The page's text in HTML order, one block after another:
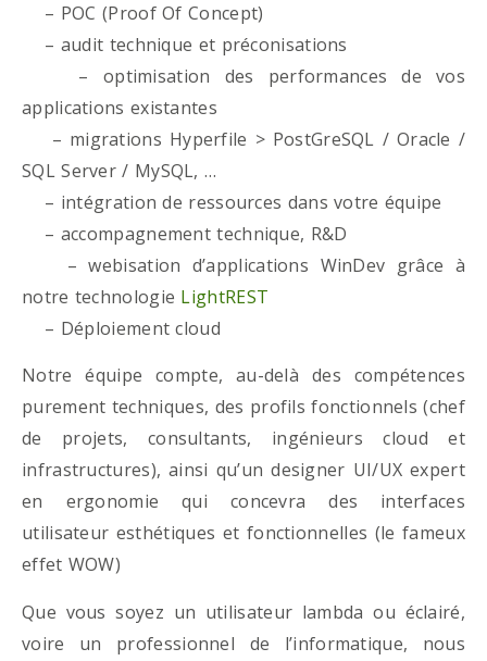
– POC (Proof Of Concept)
– audit technique et préconisations
– optimisation des performances de vos
applications existantes
– migrations Hyperfile > PostGreSQL / Oracle /
SQL Server / MySQL, …
– intégration de ressources dans votre équipe
– accompagnement technique, R&D
– webisation d’applications WinDev grâce à
notre technologie LightREST
– Déploiement cloud
Notre équipe compte, au-delà des compétences
purement techniques, des profils fonctionnels (chef
de projets, consultants, ingénieurs cloud et
infrastructures), ainsi qu’un designer UI/UX expert
en ergonomie qui concevra des interfaces
utilisateur esthétiques et fonctionnelles (le fameux
effet WOW)
Que vous soyez un utilisateur lambda ou éclairé,
voire un professionnel de l’informatique, nous